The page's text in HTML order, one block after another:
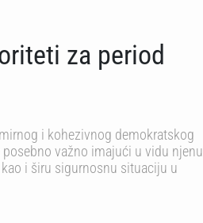
za period
i kohezivnog demokratskog
važno imajući u vidu njenu
i širu sigurnosnu situaciju u